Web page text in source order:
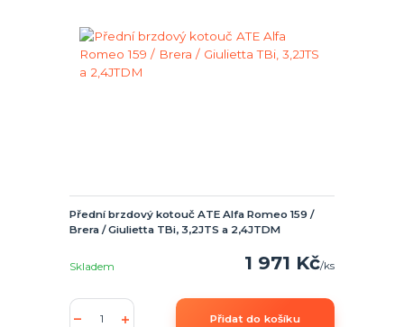
Přední brzdový kotouč ATE Alfa Romeo 159 /
Brera / Giulietta TBi, 3,2JTS a 2,4JTDM
1 971 Kč/ks
Skladem
Přidat do košíku